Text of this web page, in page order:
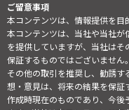
ご留意事項
本コンテンツは、情報提供を目
本コンテンツは、当社や当社
を提供していますが、当社は
保証するものではございません
その他の取引を推奨し、勧誘
想・意見は、将来の結果を保
作成時現在のものであり、今